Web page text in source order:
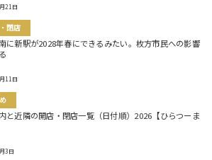
21日
閉店
に新駅が2028年春にできるみたい。枚方市民への影響
11日
と近隣の開店・閉店一覧（日付順）2026【ひらつーま
3日